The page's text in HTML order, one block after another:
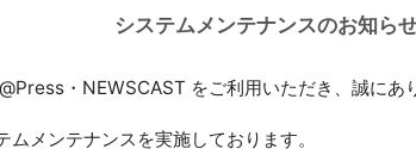
システムメンテナンスのお知ら
・NEWSCAST をご利用いただき、誠にあ
ムメンテナンスを実施しております。